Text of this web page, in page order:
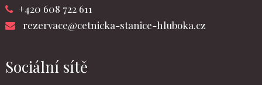
+420 608 722 611
rezervace@cetnicka-stanice-hluboka.cz
Sociální sítě